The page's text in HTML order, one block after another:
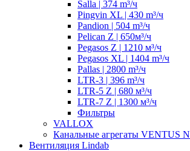
Salla | 374 m³/ч
Pingvin XL | 430 m³/ч
Pandion | 504 m³/ч
Pelican Z | 650м³/ч
Pegasos Z | 1210 м³/ч
Pegasos XL | 1404 m³/ч
Pallas | 2800 m³/ч
LTR-3 | 396 m³/ч
LTR-5 Z | 680 м³/ч
LTR-7 Z | 1300 м³/ч
Фильтры
VALLOX
Канальные агрегаты VENTUS
Вентиляция Lindab